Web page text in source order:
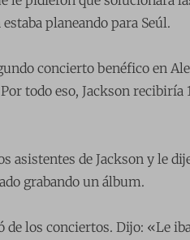
planeando para Seúl.
concierto benéfico en
todo eso, Jackson recibiría
asistentes de Jackson y le
grabando un álbum.
los conciertos. Dijo: «Le